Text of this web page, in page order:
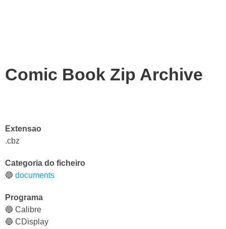
Comic Book Zip Archive
Extensao
.cbz
Categoria do ficheiro
🔵 documents
Programa
🔵 Calibre
🔵 CDisplay